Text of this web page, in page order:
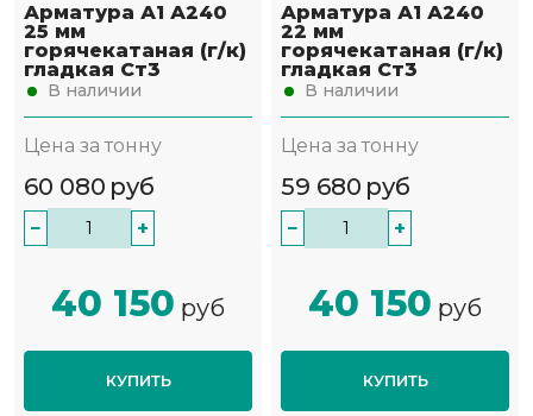
Арматура А1 А240
25 мм
горячекатаная (г/к)
гладкая Ст3
В наличии
Цена за тонну
60 080 руб
− +
40 150 руб
КУПИТЬ
Арматура А1 А240
22 мм
горячекатаная (г/к)
гладкая Ст3
В наличии
Цена за тонну
59 680 руб
− +
40 150 руб
КУПИТЬ